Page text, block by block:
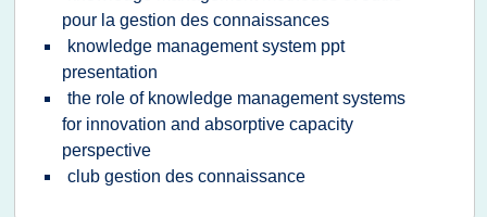
pour la gestion des connaissances
knowledge management system ppt
presentation
the role of knowledge management systems
for innovation and absorptive capacity
perspective
club gestion des connaissance